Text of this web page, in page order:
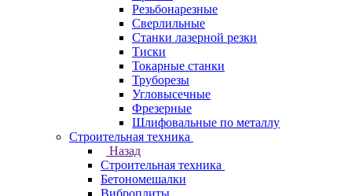
Резьбонарезные
Сверлильные
Станки лазерной резки
Тиски
Токарные станки
Труборезы
Угловысечные
Фрезерные
Шлифовальные по металлу
Строительная техника
Назад
Строительная техника
Бетономешалки
Виброплиты